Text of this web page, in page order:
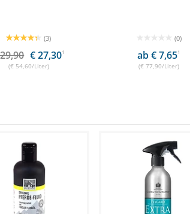
(3)
€ 27,301
(€ 54,60/Liter)
(0)
ab € 7,651
(€ 77,90/Liter)